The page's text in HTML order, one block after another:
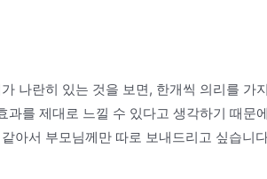
나란히 있는 것을 보면, 한개씩 의리를 가지
를 제대로 느낄 수 있다고 생각하기 때문에
아서 부모님께만 따로 보내드리고 싶습니